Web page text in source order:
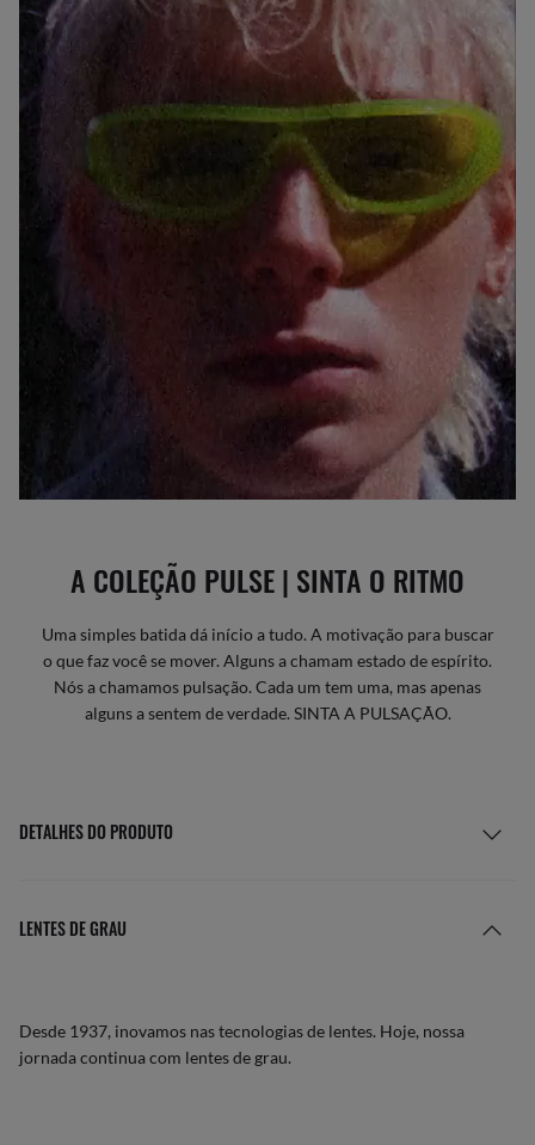
A COLEÇÃO PULSE | SINTA O RITMO
Uma simples batida dá início a tudo. A motivação para buscar
o que faz você se mover. Alguns a chamam estado de espírito.
Nós a chamamos pulsação. Cada um tem uma, mas apenas
alguns a sentem de verdade. SINTA A PULSAÇÃO.
DETALHES DO PRODUTO
LENTES DE GRAU
Desde 1937, inovamos nas tecnologias de lentes. Hoje, nossa
jornada continua com lentes de grau.